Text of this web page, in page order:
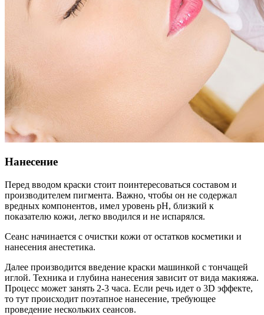
Нанесение
Перед вводом краски стоит поинтересоваться составом и
производителем пигмента. Важно, чтобы он не содержал
вредных компонентов, имел уровень рН, близкий к
показателю кожи, легко вводился и не испарялся.
Сеанс начинается с очистки кожи от остатков косметики и
нанесения анестетика.
Далее производится введение краски машинкой с тончащей
иглой. Техника и глубина нанесения зависит от вида макияжа.
Процесс может занять 2-3 часа. Если речь идет о 3D эффекте,
то тут происходит поэтапное нанесение, требующее
проведение нескольких сеансов.